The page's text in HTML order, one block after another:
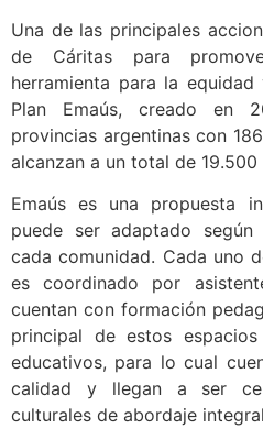
Una de las principales
de Cáritas para
herramienta para la
Plan Emaús, creado en
provincias argentinas con
alcanzan a un total de 19.500
Emaús es una propuesta
puede ser adaptado
cada comunidad. Cada uno
es coordinado por
cuentan con formación
principal de estos
educativos, para lo cual
calidad y llegan a ser
culturales de abordaje